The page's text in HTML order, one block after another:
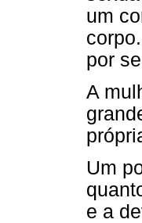
um
por
A
Um
e a